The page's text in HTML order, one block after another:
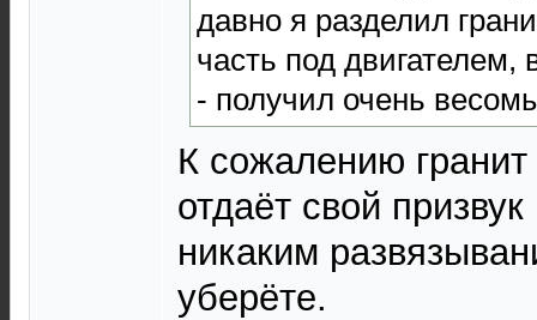
давно я разделил
часть под двигателем,
- получил очень
К сожалению
отдаёт свой
никаким
уберёте.